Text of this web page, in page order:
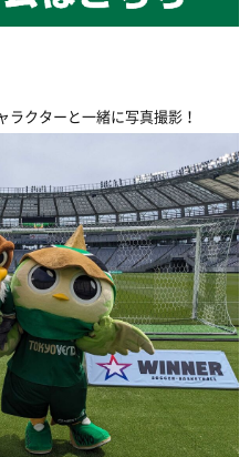
クターと一緒に写真撮影！